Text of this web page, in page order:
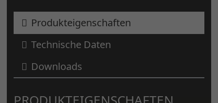
Produkteigenschaften
Technische Daten
Downloads